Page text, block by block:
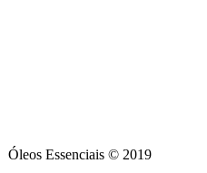
Óleos Essenciais © 2019